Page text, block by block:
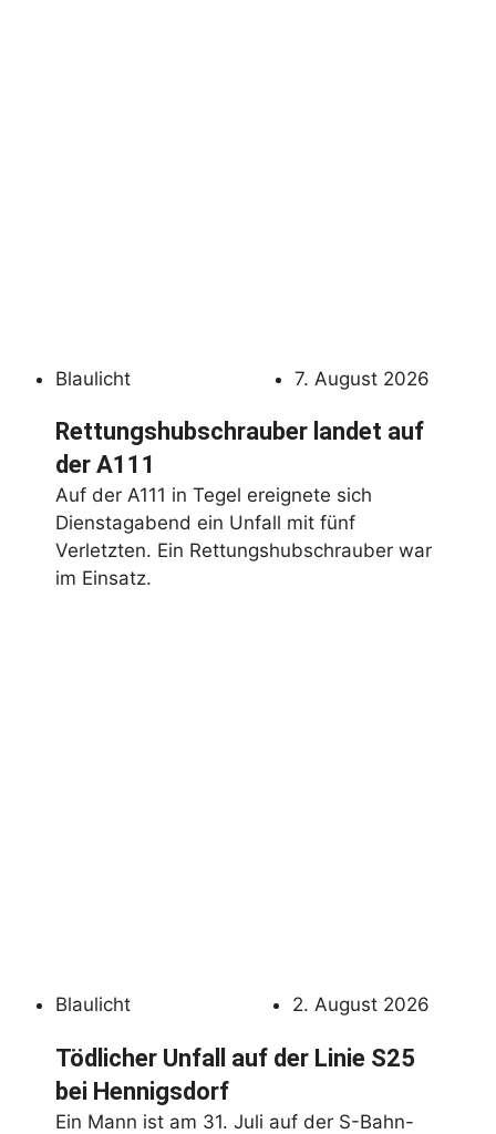
7. August 2026
Blaulicht
Rettungshubschrauber landet auf
der A111
Auf der A111 in Tegel ereignete sich
Dienstagabend ein Unfall mit fünf
Verletzten. Ein Rettungshubschrauber war
im Einsatz.
2. August 2026
Blaulicht
Tödlicher Unfall auf der Linie S25
bei Hennigsdorf
Ein Mann ist am 31. Juli auf der S-Bahn-